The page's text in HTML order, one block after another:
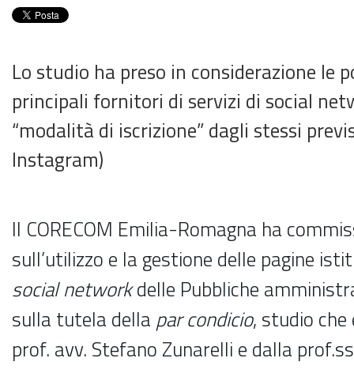
Lo studio ha preso in considerazione le
principali fornitori di servizi di social
“modalità di iscrizione” dagli stessi
Instagram)
Il CORECOM Emilia-Romagna ha
sull’utilizzo e la gestione delle pagine
social networkdelle Pubbliche
sulla tutela della par condicio, studio
prof. avv. Stefano Zunarelli e dalla